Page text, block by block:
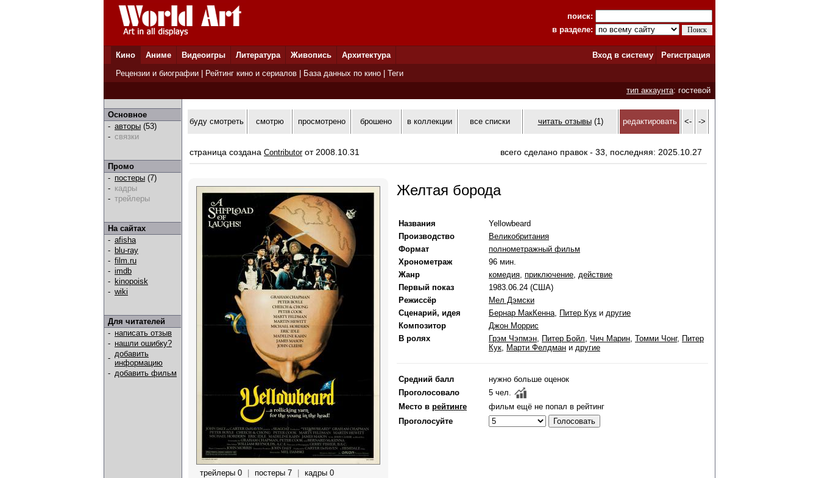
поиск:
в разделе:
Кино Аниме Видеоигры Литература Живопись Архитектура Вход в систему
Регистрация
Рецензии и биографии
Рейтинг кино и сериалов База данных по кино
Теги
тип аккаунта: гостевой
Основное
- авторы (53)
- связки
Промо
- постеры (7)
- кадры
- трейлеры
На сайтах
- afisha
- blu-ray
- film.ru
- imdb
- kinopoisk
- wiki
Для читателей
- написать отзыв
- нашли ошибку?
- добавить
информацию
- добавить фильм
буду смотреть смотрю просмотрено брошено в коллекции все списки читать отзывы(1) редактировать <- ->
страница создана Contributorот 2008.10.31 всего сделано правок - 33, последняя: 2025.10.27
трейлеры 0 постеры 7 кадры 0
Желтая борода
Названия
Yellowbeard
Производство
Великобритания
Формат
полнометражный фильм
Хронометраж
96 мин.
Жанр
комедия, приключение, действие
Первый показ
1983.06.24 (США)
Режиссёр
Мел Дэмски
Сценарий, идея
Бернар МакКенна, Питер Кук и другие
Композитор
Джон Моррис
В ролях
Грэм Чэпмэн, Питер Бойл, Чич Марин, Томми Чонг, Питер
Кук, Марти Фелдман и другие
Средний балл
нужно больше оценок
Проголосовало
5 чел.
Место в рейтинге
фильм ещё не попал в рейтинг
Проголосуйте